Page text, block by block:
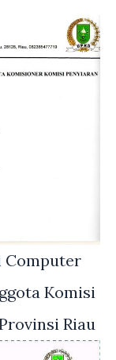
Computer
Komisi
Riau